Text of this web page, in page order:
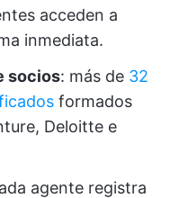
acceden a
inmediata.
socios: más de 32
formados
Deloitte e
agente registra